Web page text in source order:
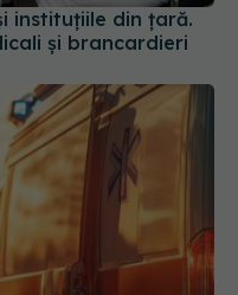
instituțiile din țară.
și brancardieri